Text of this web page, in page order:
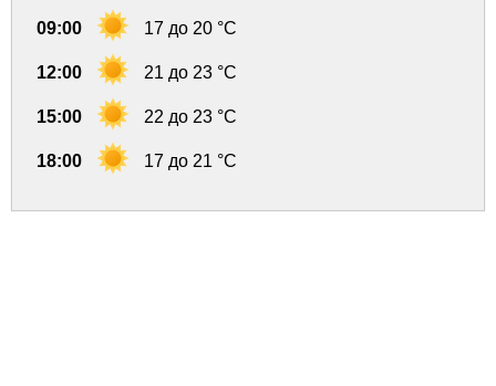
09:00 17 до 20 °C
12:00 21 до 23 °C
15:00 22 до 23 °C
18:00 17 до 21 °C